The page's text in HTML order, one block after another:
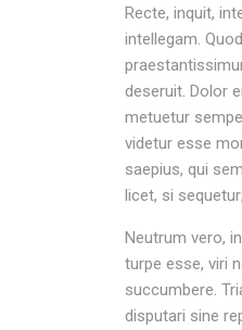
Recte, inquit,
intellegam.
deseruit. Dolor
metuetur
videtur esse
saepius, qui
licet, si
Neutrum vero,
turpe esse, viri
succumbere.
disputari sine